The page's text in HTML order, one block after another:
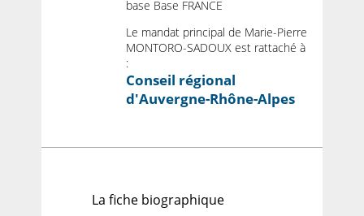
base Base FRANCE
Le mandat principal de Marie-Pierre
MONTORO-SADOUX est rattaché à
:
Conseil régional
d'Auvergne-Rhône-Alpes
La fiche biographique